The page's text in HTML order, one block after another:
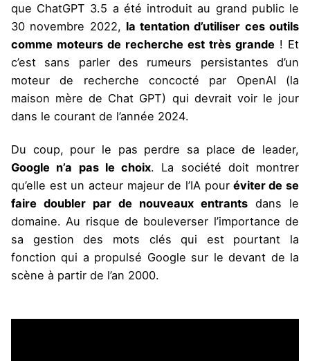
que ChatGPT 3.5 a été introduit au grand public le
30 novembre 2022, la tentation d’utiliser ces outils
comme moteurs de recherche est très grande ! Et
c’est sans parler des rumeurs persistantes d’un
moteur de recherche concocté par OpenAI (la
maison mère de Chat GPT) qui devrait voir le jour
dans le courant de l’année 2024.
Du coup, pour le pas perdre sa place de leader,
Google n’a pas le choix. La société doit montrer
qu’elle est un acteur majeur de l’IA pouréviter de se
faire doubler par de nouveaux entrants dans le
domaine. Au risque de bouleverser l’importance de
sa gestion des mots clés qui est pourtant la
fonction qui a propulsé Google sur le devant de la
scène à partir de l’an 2000.